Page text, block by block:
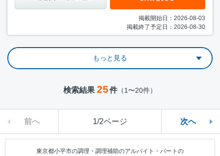
掲載開始日：2026-08-03
掲載終了予定日：2026-08-30
もっと見る
検索結果 25件（1〜20件）
前へ 1/2ページ 次へ
東京都小平市の調理・調理補助のアルバイト・パートの